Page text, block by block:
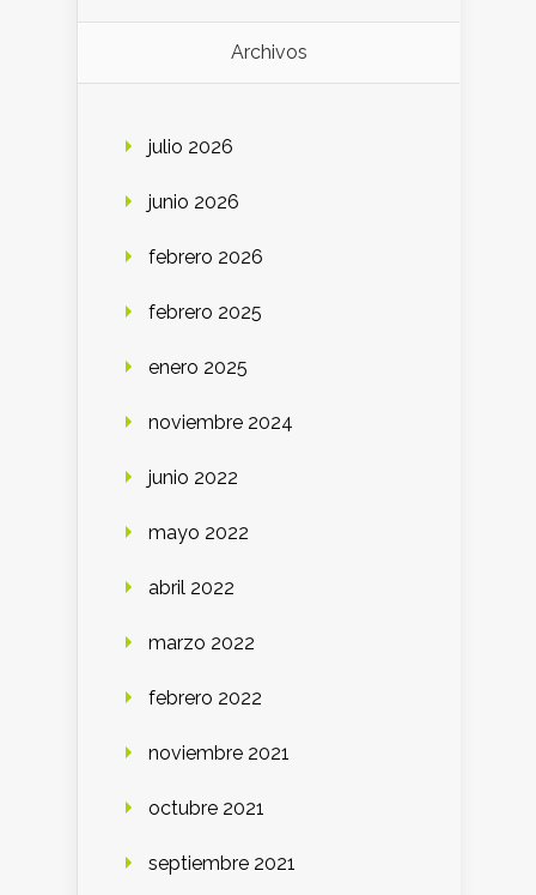
Archivos
julio 2026
junio 2026
febrero 2026
febrero 2025
enero 2025
noviembre 2024
junio 2022
mayo 2022
abril 2022
marzo 2022
febrero 2022
noviembre 2021
octubre 2021
septiembre 2021